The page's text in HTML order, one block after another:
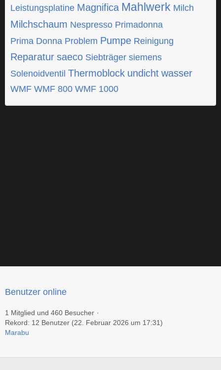
Leistungsplatine Magnifica Mahlwerk Milch
Milchschaum Nespresso Primadonna
Prima Donna Problem Pumpe Reinigung
Reparatur saeco Siebträger siemens
Solenoidventil Thermoblock undicht wasser
WMF WMF 800 WMF 1000
Benutzer online
1 Mitglied und 460 Besucher
Rekord: 12 Benutzer (22. Februar 2026 um 17:31)
Marabu